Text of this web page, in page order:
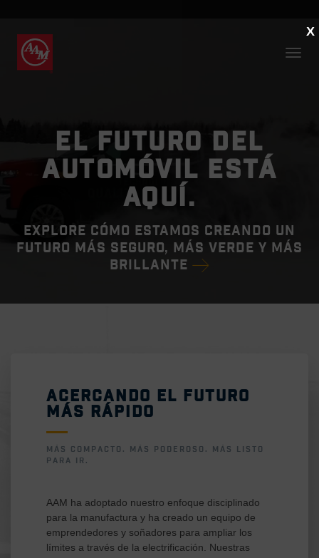
X
EL FUTURO DEL
AUTOMÓVIL ESTÁ
AQUÍ.
EXPLORE CÓMO ESTAMOS CREANDO UN
FUTURO MÁS SEGURO, MÁS VERDE Y MÁS
BRILLANTE
ACERCANDO EL FUTURO
MÁS RÁPIDO
MÁS COMPACTO. MÁS PODEROSO. MÁS LISTO
PARA IR.
AAM ha adoptado nuestro enfoque disciplinado
para la manufactura y ha creado un equipo de
emprendedores y soñadores para ampliar los
límites a través de la electrificación. Nuestras